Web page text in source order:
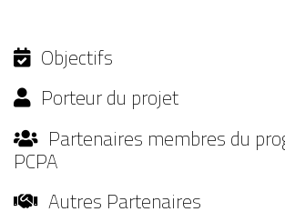
Objectifs
Porteur du projet
Partenaires membres du
PCPA
Autres Partenaires